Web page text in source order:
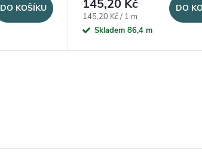
DO KOŠÍKU 145,20 Kč
Měrná cena:
145,20 Kč / 1 m
Skladem 86,4 m
DO